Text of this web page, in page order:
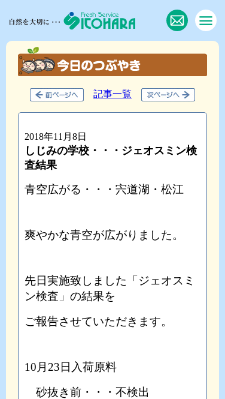
記事一覧
2018年11月8日
しじみの学校・・・ジェオスミン検
査結果
青空広がる・・・宍道湖・松江
爽やかな青空が広がりました。
先日実施致しました「ジェオスミ
ン検査」の結果を
ご報告させていただきます。
10月23日入荷原料
砂抜き前・・・不検出